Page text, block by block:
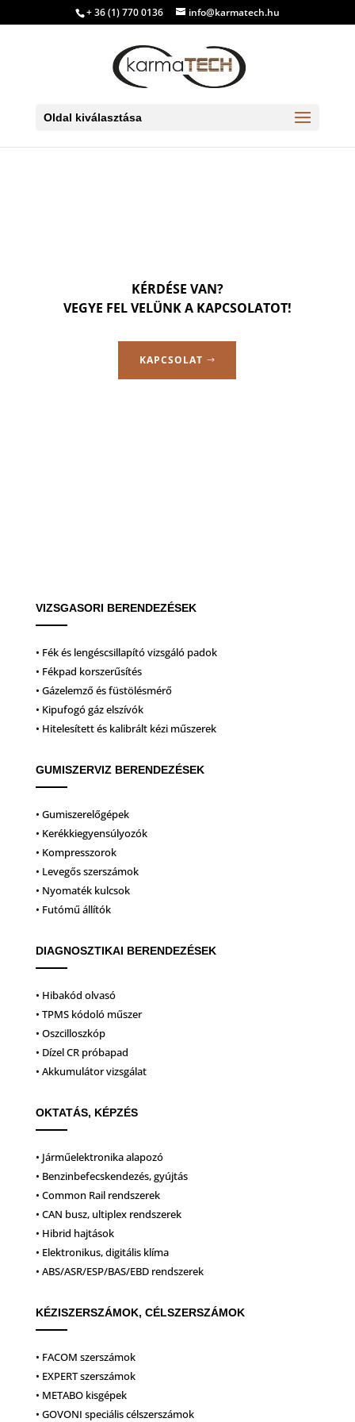
+ 36 (1) 770 0136 info@karmatech.hu
Oldal kiválasztása
KÉRDÉSE VAN?
VEGYE FEL VELÜNK A KAPCSOLATOT!
KAPCSOLAT
VIZSGASORI BERENDEZÉSEK
• Fék és lengéscsillapító vizsgáló padok
• Fékpad korszerűsítés
• Gázelemző és füstölésmérő
• Kipufogó gáz elszívók
• Hitelesített és kalibrált kézi műszerek
GUMISZERVIZ BERENDEZÉSEK
• Gumiszerelőgépek
• Kerékkiegyensúlyozók
• Kompresszorok
• Levegős szerszámok
• Nyomaték kulcsok
• Futómű állítók
DIAGNOSZTIKAI BERENDEZÉSEK
• Hibakód olvasó
• TPMS kódoló műszer
• Oszcilloszkóp
• Dízel CR próbapad
• Akkumulátor vizsgálat
OKTATÁS, KÉPZÉS
• Járműelektronika alapozó
• Benzinbefecskendezés, gyújtás
• Common Rail rendszerek
• CAN busz, ultiplex rendszerek
• Hibrid hajtások
• Elektronikus, digitális klíma
• ABS/ASR/ESP/BAS/EBD rendszerek
KÉZISZERSZÁMOK, CÉLSZERSZÁMOK
• FACOM szerszámok
• EXPERT szerszámok
• METABO kisgépek
• GOVONI speciális célszerszámok